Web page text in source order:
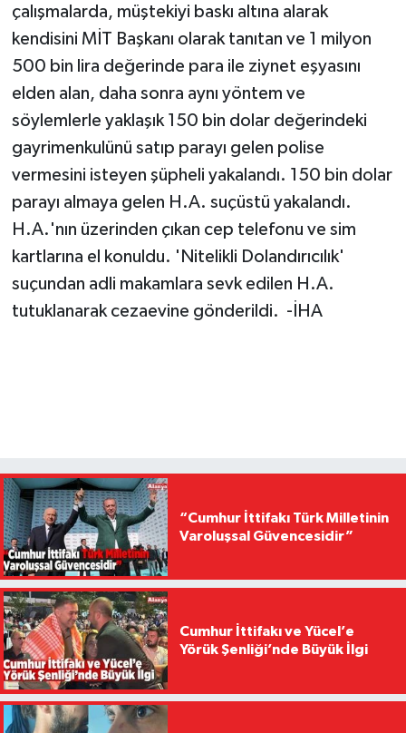
çalışmalarda, müştekiyi baskı altına alarak
kendisini MİT Başkanı olarak tanıtan ve 1 milyon
500 bin lira değerinde para ile ziynet eşyasını
elden alan, daha sonra aynı yöntem ve
söylemlerle yaklaşık 150 bin dolar değerindeki
gayrimenkulünü satıp parayı gelen polise
vermesini isteyen şüpheli yakalandı. 150 bin dolar
parayı almaya gelen H.A. suçüstü yakalandı.
H.A.'nın üzerinden çıkan cep telefonu ve sim
kartlarına el konuldu. 'Nitelikli Dolandırıcılık'
suçundan adli makamlara sevk edilen H.A.
tutuklanarak cezaevine gönderildi. -İHA
“Cumhur İttifakı Türk Milletinin
Varoluşsal Güvencesidir”
Cumhur İttifakı ve Yücel’e
Yörük Şenliği’nde Büyük İlgi